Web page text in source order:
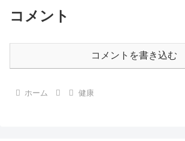
コメント
コメントを書き込む
ホーム 健康